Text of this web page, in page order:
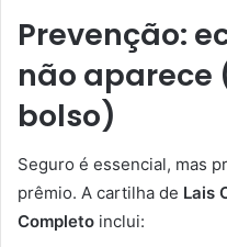
Prevenção:
não aparece
bolso)
Seguro é essencial, mas
prêmio. A cartilha de Lais
Completo inclui: